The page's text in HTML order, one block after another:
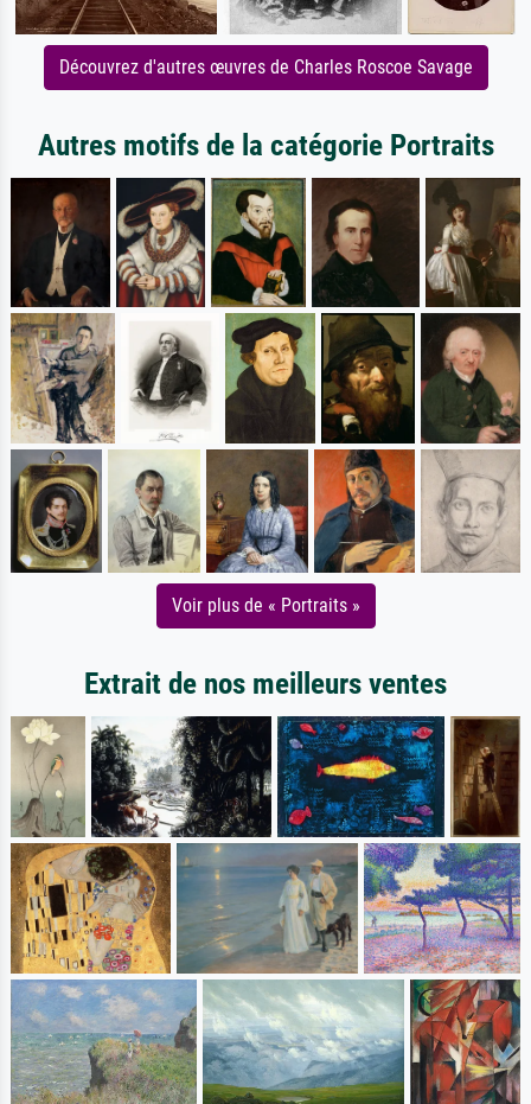
Découvrez d'autres œuvres de Charles Roscoe Savage
Autres motifs de la catégorie Portraits
Voir plus de « Portraits »
Extrait de nos meilleurs ventes